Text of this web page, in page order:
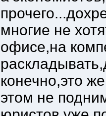
многие не
офисе,на
конечно,это
этом не